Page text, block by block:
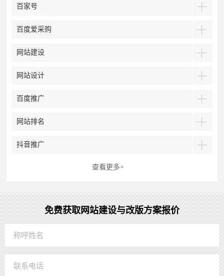
百家号
百度爱采购
网站建设
网站设计
百度推广
网站排名
抖音推广
查看更多+
免费获取网站建设与改版方案报价